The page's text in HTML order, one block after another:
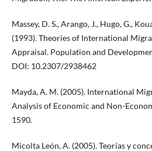
Massey, D. S., Arango, J., Hugo, G.,
(1993). Theories of International
Appraisal. Population and
DOI: 10.2307/2938462
Mayda, A. M. (2005). International
Analysis of Economic and Non-
1590.
Micolta León, A. (2005). Teorías y